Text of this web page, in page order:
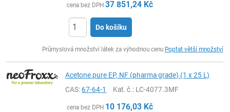
cena bez DPH 37 851,24 Kč
Do košíku
Průmyslová množství látek za výhodnou cenu Poptat větší množství
Acetone pure EP, NF (pharma grade) (1 x 25 L)
CAS:67-64-1 Kat. č.: LC-4077.3MF
cena bez DPH 10 176,03 Kč